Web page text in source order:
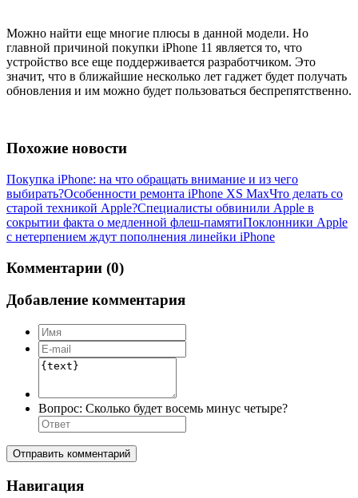
Можно найти еще многие плюсы в данной модели. Но
главной причиной покупки iPhone 11 является то, что
устройство все еще поддерживается разработчиком. Это
значит, что в ближайшие несколько лет гаджет будет получать
обновления и им можно будет пользоваться беспрепятственно.
Похожие новости
Покупка iPhone: на что обращать внимание и из чего
выбирать?Особенности ремонта iPhone XS MaxЧто делать со
старой техникой Apple?Специалисты обвинили Apple в
сокрытии факта о медленной флеш-памятиПоклонники Apple
с нетерпением ждут пополнения линейки iPhone
Комментарии (0)
Добавление комментария
Вопрос: Сколько будет восемь минус четыре?
Отправить комментарий
Навигация